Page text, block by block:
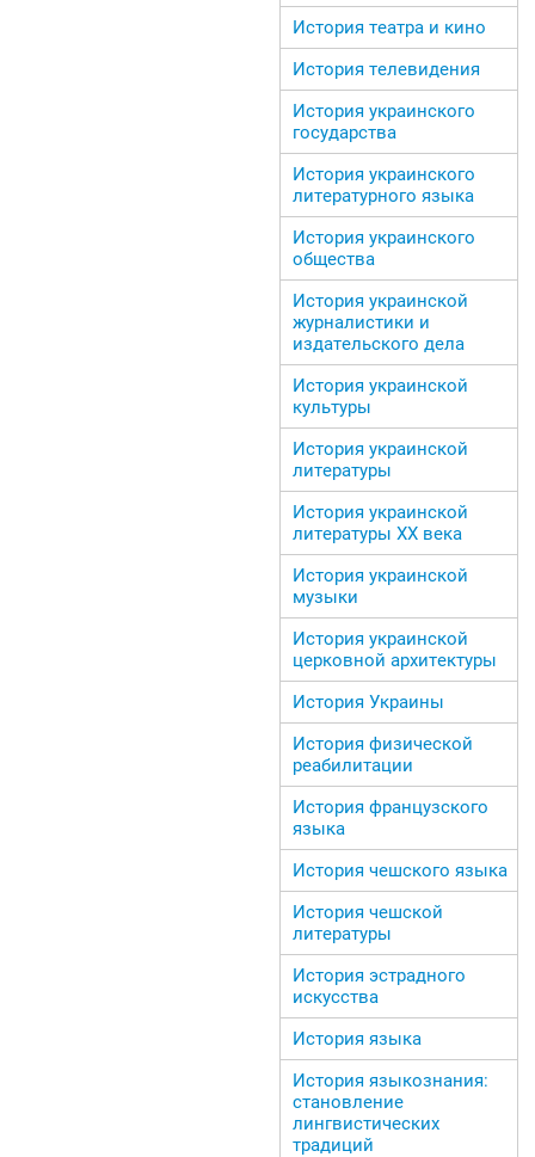
История театра и кино
История телевидения
История украинского
государства
История украинского
литературного языка
История украинского
общества
История украинской
журналистики и
издательского дела
История украинской
культуры
История украинской
литературы
История украинской
литературы ХХ века
История украинской
музыки
История украинской
церковной архитектуры
История Украины
История физической
реабилитации
История французского
языка
История чешского языка
История чешской
литературы
История эстрадного
искусства
История языка
История языкознания:
становление
лингвистических
традиций